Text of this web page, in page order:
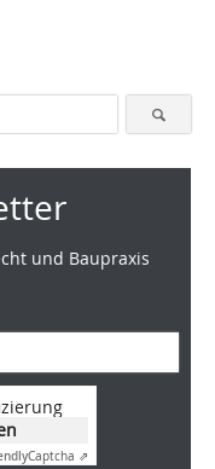
und Baupraxis
Captcha ⇗